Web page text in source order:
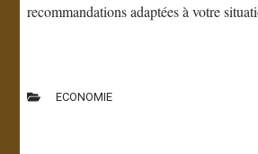
recommandations adaptées à votre
ECONOMIE